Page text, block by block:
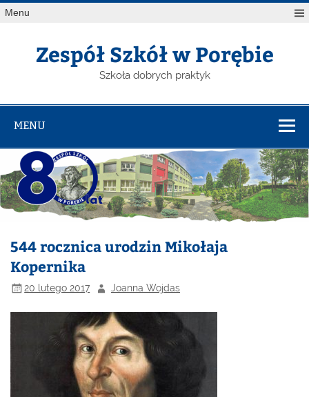
Menu
Zespół Szkół w Porębie
Szkoła dobrych praktyk
MENU
544 rocznica urodzin Mikołaja
Kopernika
20 lutego 2017 Joanna Wojdas